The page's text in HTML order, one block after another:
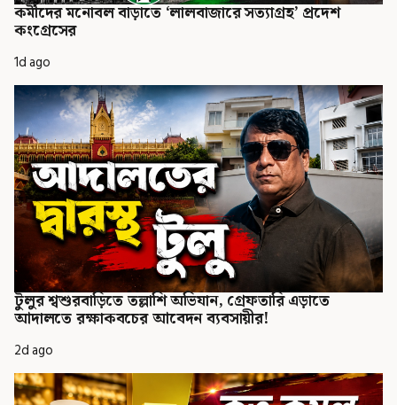
কর্মীদের মনোবল বাড়াতে ‘লালবাজারে সত্যাগ্রহ’ প্রদেশ
কংগ্রেসের
1d ago
টুলুর শ্বশুরবাড়িতে তল্লাশি অভিযান, গ্রেফতারি এড়াতে
আদালতে রক্ষাকবচের আবেদন ব্যবসায়ীর!
2d ago